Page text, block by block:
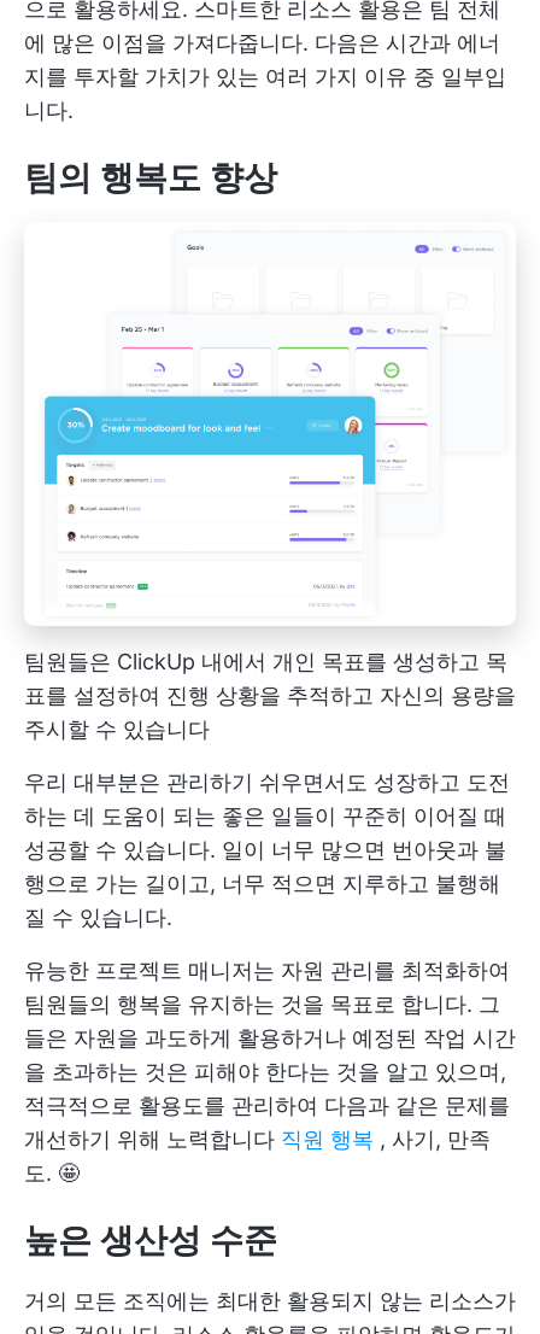
으로 활용하세요. 스마트한 리소스 활용은 팀 전체
에 많은 이점을 가져다줍니다. 다음은 시간과 에너
지를 투자할 가치가 있는 여러 가지 이유 중 일부입
니다.
팀의 행복도 향상
팀원들은 ClickUp 내에서 개인 목표를 생성하고 목
표를 설정하여 진행 상황을 추적하고 자신의 용량을
주시할 수 있습니다
우리 대부분은 관리하기 쉬우면서도 성장하고 도전
하는 데 도움이 되는 좋은 일들이 꾸준히 이어질 때
성공할 수 있습니다. 일이 너무 많으면 번아웃과 불
행으로 가는 길이고, 너무 적으면 지루하고 불행해
질 수 있습니다.
유능한 프로젝트 매니저는 자원 관리를 최적화하여
팀원들의 행복을 유지하는 것을 목표로 합니다. 그
들은 자원을 과도하게 활용하거나 예정된 작업 시간
을 초과하는 것은 피해야 한다는 것을 알고 있으며,
적극적으로 활용도를 관리하여 다음과 같은 문제를
개선하기 위해 노력합니다 직원 행복 , 사기, 만족
도. 🤩
높은 생산성 수준
거의 모든 조직에는 최대한 활용되지 않는 리소스가